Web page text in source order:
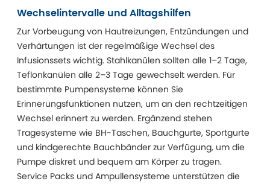
Wechselintervalle und Alltagshilfen
Zur Vorbeugung von Hautreizungen, Entzündungen und
Verhärtungen ist der regelmäßige Wechsel des
Infusionssets wichtig. Stahlkanülen sollten alle 1–2 Tage,
Teflonkanülen alle 2–3 Tage gewechselt werden. Für
bestimmte Pumpensysteme können Sie
Erinnerungsfunktionen nutzen, um an den rechtzeitigen
Wechsel erinnert zu werden. Ergänzend stehen
Tragesysteme wie BH-Taschen, Bauchgurte, Sportgurte
und kindgerechte Bauchbänder zur Verfügung, um die
Pumpe diskret und bequem am Körper zu tragen.
Service Packs und Ampullensysteme unterstützen die